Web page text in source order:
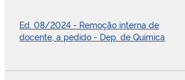
Ed. 08/2024 - Remoção interna de
docente, a pedido - Dep. de Química